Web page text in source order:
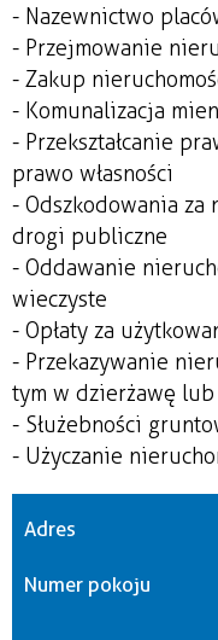
- Nazewnictwo
- Przejmowanie
- Zakup
- Komunalizacja
- Przekształcanie
prawo własności
- Odszkodowania
drogi publiczne
- Oddawanie
wieczyste
- Opłaty za
- Przekazywanie
tym w dzierżawę lub
- Służebności
- Użyczanie
Adres
Numer pokoju